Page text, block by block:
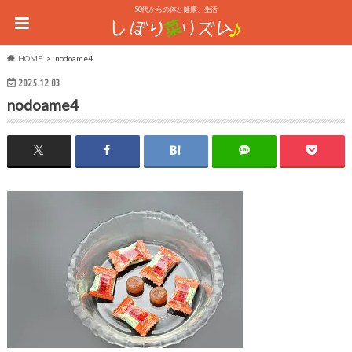
50代からの体と健康、生活
HOME nodoame4
2025.12.03
nodoame4